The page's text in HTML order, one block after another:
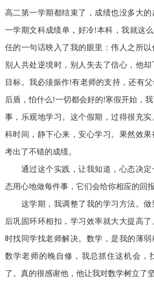
高二第一学期都结束了，成绩也没多大
一学期文科成绩单，好冷!本科，我就这
任的一句话映入了我的眼里：伟人之所
别人共处逆境时，别人失去了信心，他
目标。我必须振作!有老师的支持，还有
后盾，怕什么!一切都会好的!寒假开始，
事，乐观地学习。这个假期，过得很充
科时间，静下心来，安心学习。果然效
考出了不错的成绩。
通过这个实践，让我知道，心态决定
态用心地做每件事，它们会给你相应的回报
这学期，我调整了我的学习方法。做
后巩固环环相扣，学习效率就大大提高了
时找同学找老师解决。数学，是我的薄
数学老师的晚自修，我总抓住这机会，
了。真的很感谢他，他让我对数学树立了